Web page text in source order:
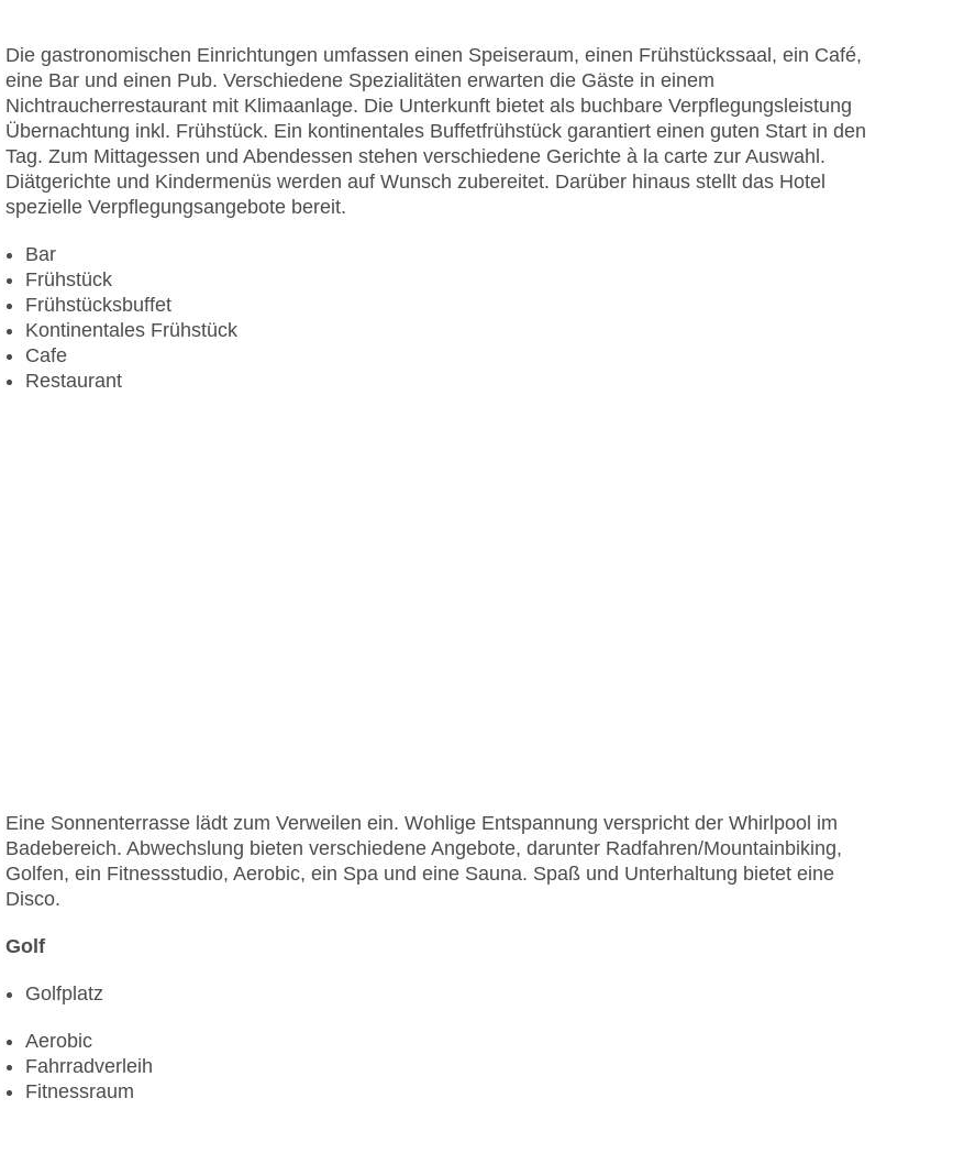
Haustiere: gegen Gebühr
Zimmerservice
Sonnenterrasse
Gesamtanzahl der Stockwerke: 7
Gesamtanzahl der Zimmer: 60
Zahlungsarten: American Express, Diners Club, Mastercard, Visa
Landeskategorie: 5 Sterne
Die gastronomischen Einrichtungen umfassen einen Speiseraum, einen Frühstückssaal, ein Café,
eine Bar und einen Pub. Verschiedene Spezialitäten erwarten die Gäste in einem
Nichtraucherrestaurant mit Klimaanlage. Die Unterkunft bietet als buchbare Verpflegungsleistung
Übernachtung inkl. Frühstück. Ein kontinentales Buffetfrühstück garantiert einen guten Start in den
Tag. Zum Mittagessen und Abendessen stehen verschiedene Gerichte à la carte zur Auswahl.
Diätgerichte und Kindermenüs werden auf Wunsch zubereitet. Darüber hinaus stellt das Hotel
spezielle Verpflegungsangebote bereit.
Bar
Frühstück
Frühstücksbuffet
Kontinentales Frühstück
Cafe
Restaurant
Eine Sonnenterrasse lädt zum Verweilen ein. Wohlige Entspannung verspricht der Whirlpool im
Badebereich. Abwechslung bieten verschiedene Angebote, darunter Radfahren/Mountainbiking,
Golfen, ein Fitnessstudio, Aerobic, ein Spa und eine Sauna. Spaß und Unterhaltung bietet eine
Disco.
Golf
Golfplatz
Aerobic
Fahrradverleih
Fitnessraum